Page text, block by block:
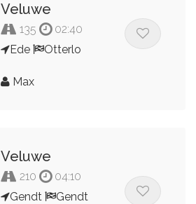
Veluwe
135
02:40
Ede
Otterlo
Max
Veluwe
210
04:10
Gendt
Gendt